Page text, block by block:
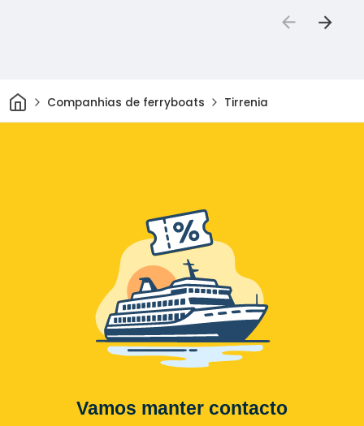
CasaCompanhias de ferryboats Tirrenia
Vamos manter contacto